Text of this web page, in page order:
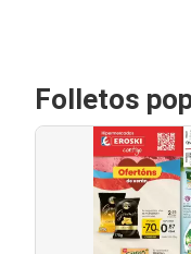
Folletos